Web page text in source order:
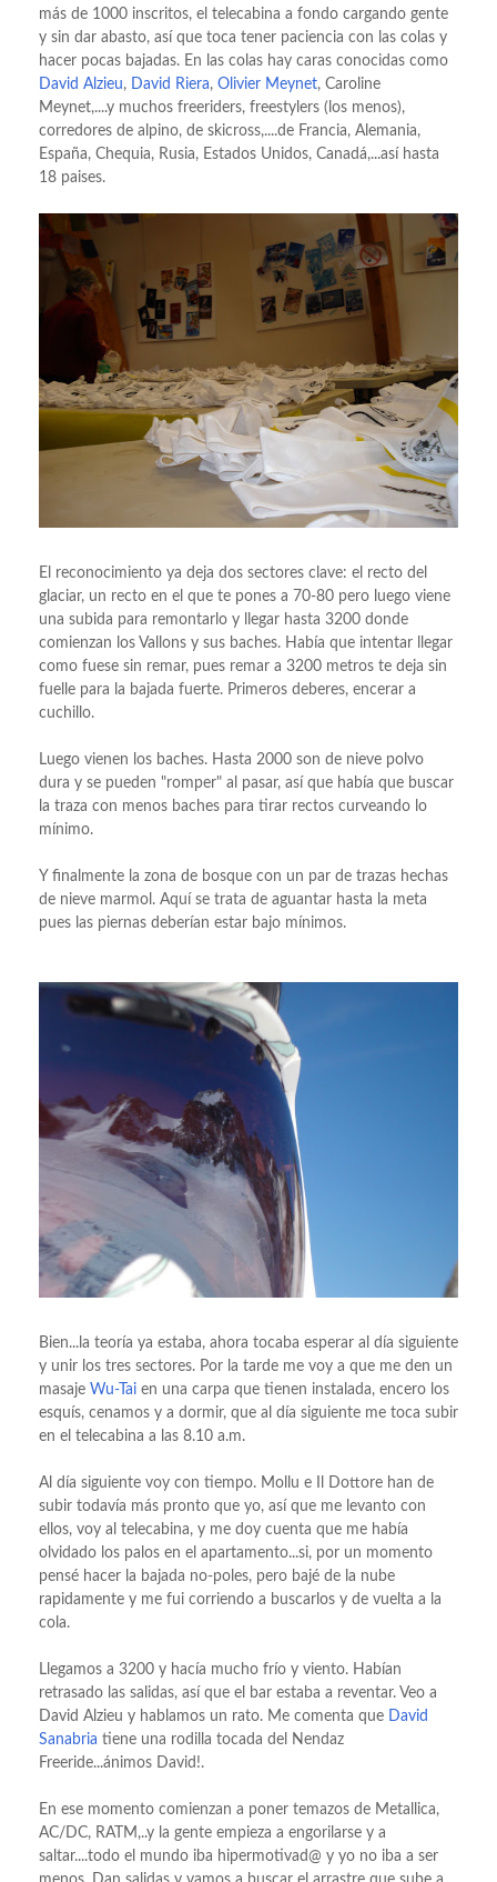
más de 1000 inscritos, el telecabina a fondo cargando gente
y sin dar abasto, así que toca tener paciencia con las colas y
hacer pocas bajadas. En las colas hay caras conocidas como
David Alzieu, David Riera, Olivier Meynet, Caroline
Meynet,....y muchos freeriders, freestylers (los menos),
corredores de alpino, de skicross,....de Francia, Alemania,
España, Chequia, Rusia, Estados Unidos, Canadá,...así hasta
18 paises.
El reconocimiento ya deja dos sectores clave: el recto del
glaciar, un recto en el que te pones a 70-80 pero luego viene
una subida para remontarlo y llegar hasta 3200 donde
comienzan los Vallons y sus baches. Había que intentar llegar
como fuese sin remar, pues remar a 3200 metros te deja sin
fuelle para la bajada fuerte. Primeros deberes, encerar a
cuchillo.
Luego vienen los baches. Hasta 2000 son de nieve polvo
dura y se pueden "romper" al pasar, así que había que buscar
la traza con menos baches para tirar rectos curveando lo
mínimo.
Y finalmente la zona de bosque con un par de trazas hechas
de nieve marmol. Aquí se trata de aguantar hasta la meta
pues las piernas deberían estar bajo mínimos.
Bien...la teoría ya estaba, ahora tocaba esperar al día siguiente
y unir los tres sectores. Por la tarde me voy a que me den un
masaje Wu-Tai en una carpa que tienen instalada, encero los
esquís, cenamos y a dormir, que al día siguiente me toca subir
en el telecabina a las 8.10 a.m.
Al día siguiente voy con tiempo. Mollu e Il Dottore han de
subir todavía más pronto que yo, así que me levanto con
ellos, voy al telecabina, y me doy cuenta que me había
olvidado los palos en el apartamento...si, por un momento
pensé hacer la bajada no-poles, pero bajé de la nube
rapidamente y me fui corriendo a buscarlos y de vuelta a la
cola.
Llegamos a 3200 y hacía mucho frío y viento. Habían
retrasado las salidas, así que el bar estaba a reventar. Veo a
David Alzieu y hablamos un rato. Me comenta que
David
Sanabria tiene una rodilla tocada del Nendaz
Freeride...ánimos David!.
En ese momento comienzan a poner temazos de Metallica,
AC/DC, RATM,..y la gente empieza a engorilarse y a
saltar....todo el mundo iba hipermotivad@ y yo no iba a ser